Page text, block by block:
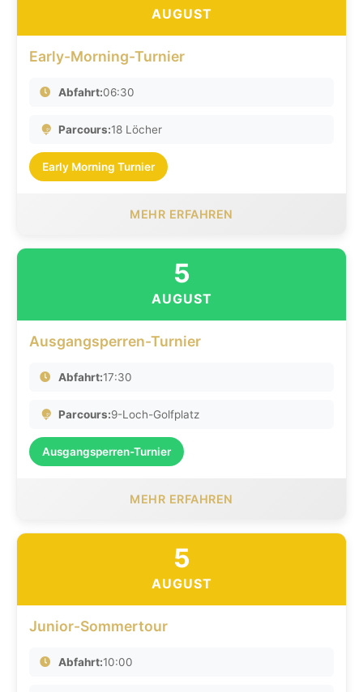
AUGUST
Early-Morning-Turnier
Abfahrt:06:30
Parcours:18 Löcher
Early Morning Turnier
MEHR ERFAHREN
5
AUGUST
Ausgangsperren-Turnier
Abfahrt:17:30
Parcours:9-Loch-Golfplatz
Ausgangsperren-Turnier
MEHR ERFAHREN
5
AUGUST
Junior-Sommertour
Abfahrt:10:00